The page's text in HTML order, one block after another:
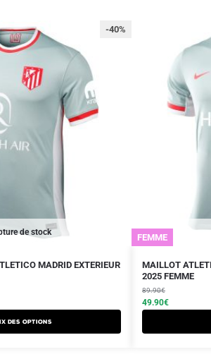
de stock
-40%
MADRID EXTERIEUR
des options
FEMME
MAILLOT
2025 FEMME
89.90€
Le
prix
initial
était :
49.90€
Le
prix
actuel
est :
Ce
produit
a
plusieurs
variations.